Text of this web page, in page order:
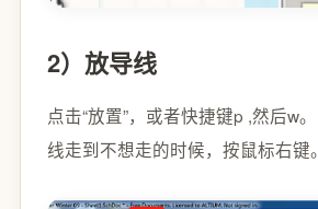
2）放导线
点击“放置”，或者快捷键p ,然后w。
线走到不想走的时候，按鼠标右键。